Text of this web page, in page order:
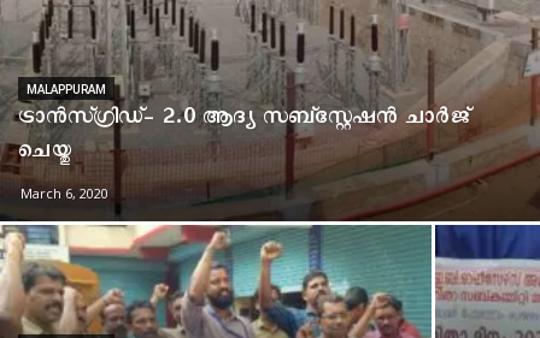
MALAPPURAM
ട്രാൻസ്ഗ്രിഡ്- 2.0 ആദ്യ സബ്സ്റ്റേഷൻ ചാർജ്
ചെയ്തു
March 6, 2020